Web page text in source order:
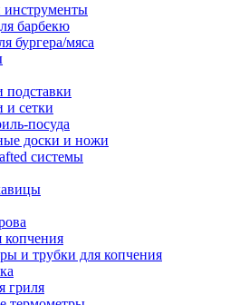
барбекю
бургера/мяса
подставки
и сетки
посуда
доски и ножи
системы
копчения
и трубки для копчения
гриля